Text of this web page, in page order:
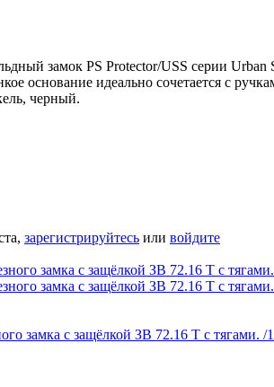
замок PS Protector/USS серии
основание идеально сочетается с
черный.
зарегистрируйтесь или войдите
замка с защёлкой ЗВ 72.16 Т с тягами. /